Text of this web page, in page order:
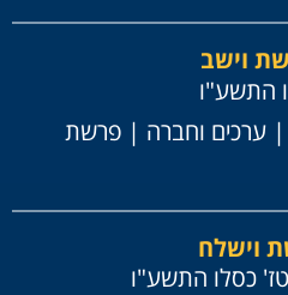
וישב
התשע"ו
| ערכים וחברה | פרשת
וישלח
כסלו התשע"ו